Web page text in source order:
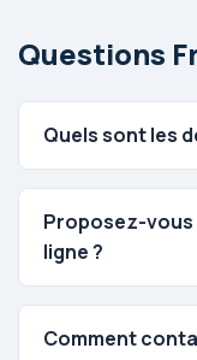
Questions
Quels sont les
Proposez-vous
ligne ?
Comment